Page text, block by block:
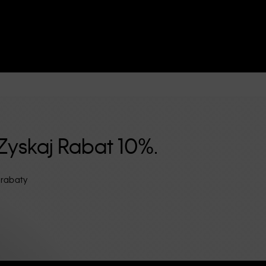
Rabat 10%.
rabaty